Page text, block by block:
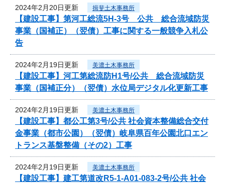
2024年2月20日更新 揖斐土木事務所
【建設工事】第河工総流5H-3号 公共 総合流域防災
事業（国補正）（翌債）工事に関する一般競争入札公
告
2024年2月19日更新 美濃土木事務所
【建設工事】河工第総流防H1号/公共 総合流域防災
事業（国補正分）（翌債）水位局デジタル化更新工事
2024年2月19日更新 美濃土木事務所
【建設工事】都公工第3号/公共 社会資本整備総合交付
金事業（都市公園）（翌債）岐阜県百年公園北口エン
トランス基盤整備（その2）工事
2024年2月19日更新 美濃土木事務所
【建設工事】建工第道改R5-1-A01-083-2号/公共 社会